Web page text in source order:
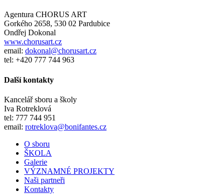
Agentura CHORUS ART
Gorkého 2658, 530 02 Pardubice
Ondřej Dokonal
www.chorusart.cz
email: dokonal@chorusart.cz
tel: +420 777 744 963
Další kontakty
Kancelář sboru a školy
Iva Rotreklová
tel: 777 744 951
email: rotreklova@bonifantes.cz
O sboru
ŠKOLA
Galerie
VÝZNAMNÉ PROJEKTY
Naši partneři
Kontakty